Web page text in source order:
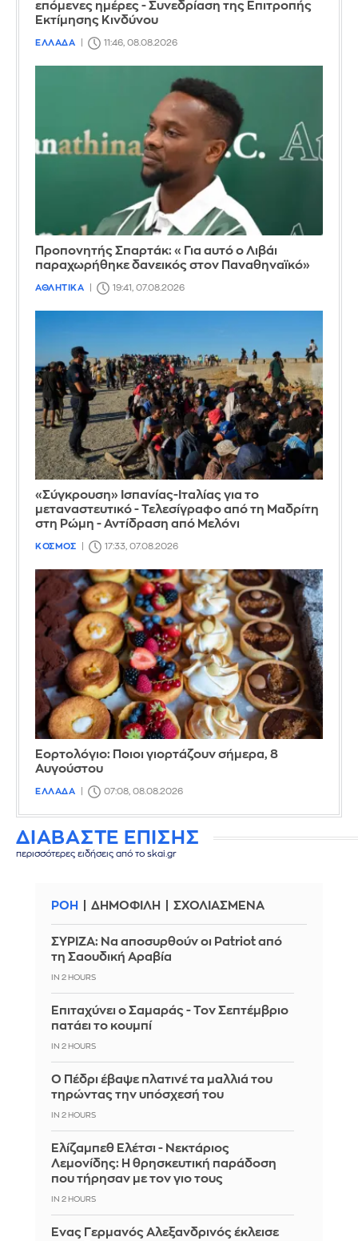
επόμενες ημέρες - Συνεδρίαση της Επιτροπής
Εκτίμησης Κινδύνου
ΕΛΛΑΔΑ 11:46, 08.08.2026
Προπονητής Σπαρτάκ: «Για αυτό ο Λιβάι
παραχωρήθηκε δανεικός στον Παναθηναϊκό»
ΑΘΛΗΤΙΚΑ 19:41, 07.08.2026
«Σύγκρουση» Ισπανίας-Ιταλίας για το
μεταναστευτικό - Τελεσίγραφο από τη Μαδρίτη
στη Ρώμη - Αντίδραση από Μελόνι
ΚΟΣΜΟΣ 17:33, 07.08.2026
Εορτολόγιο: Ποιοι γιορτάζουν σήμερα, 8
Αυγούστου
ΕΛΛΑΔΑ 07:08, 08.08.2026
ΔΙΑΒΑΣΤΕ ΕΠΙΣΗΣ
περισσότερες ειδήσεις από το skai.gr
ΡΟΗ ΔΗΜΟΦΙΛΗ ΣΧΟΛΙΑΣΜΕΝΑ
ΣΥΡΙΖΑ: Να αποσυρθούν οι Patriot από
τη Σαουδική Αραβία
IN 2 HOURS
Επιταχύνει ο Σαμαράς - Τον Σεπτέμβριο
πατάει το κουμπί
IN 2 HOURS
Ο Πέδρι έβαψε πλατινέ τα μαλλιά του
τηρώντας την υπόσχεσή του
IN 2 HOURS
Ελίζαμπεθ Ελέτσι - Νεκτάριος
Λεμονίδης: Η θρησκευτική παράδοση
που τήρησαν με τον γιο τους
IN 2 HOURS
Ένας Γερμανός Αλεξανδρινός έκλεισε